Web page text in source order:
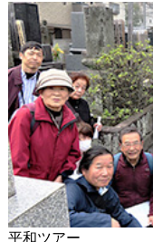
平和ツアー